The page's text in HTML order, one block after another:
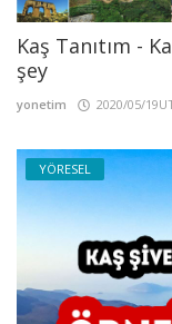
Kaş Tanıtım -
şey
yonetim 2020/05/
YÖRESEL